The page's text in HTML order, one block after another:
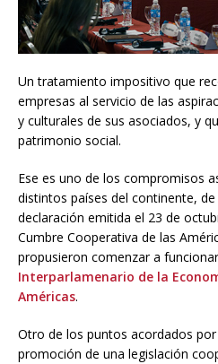
Un tratamiento impositivo que
empresas al servicio de las
y culturales de sus asociados, y
patrimonio social.
Ese es uno de los compromisos
distintos países del continente,
declaración emitida el 23 de
Cumbre Cooperativa de las
propusieron comenzar a
Interparlamenario de la
Américas.
Otro de los puntos acordados
promoción de una legislación